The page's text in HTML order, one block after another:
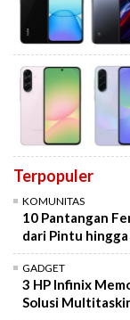
Terpopuler
KOMUNITAS
10 Pantangan
dari Pintu
GADGET
3 HP Infinix
Solusi